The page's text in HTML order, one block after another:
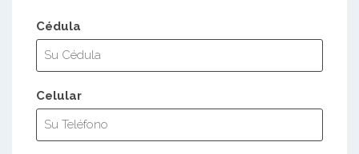
Cédula
Celular